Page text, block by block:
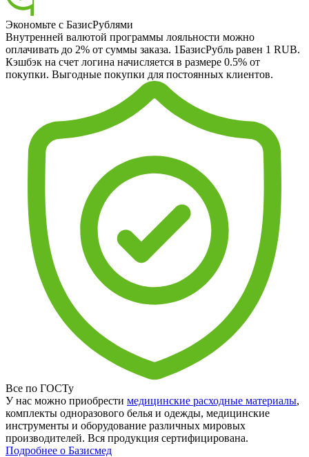
Экономьте с БазисРублями
Внутренней валютой программы лояльности можно
оплачивать до 2% от суммы заказа. 1БазисРубль равен 1 RUB.
Кэшбэк на счет логина начисляется в размере 0.5% от
покупки. Выгодные покупки для постоянных клиентов.
Все по ГОСТу
У нас можно приобрести медицинские расходные материалы,
комплекты одноразового белья и одежды, медицинские
инструменты и оборудование различных мировых
производителей. Вся продукция сертифицирована.
Подробнее о Базисмед